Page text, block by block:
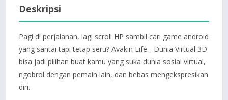
Deskripsi
Pagi di perjalanan, lagi scroll HP sambil cari game android
yang santai tapi tetap seru? Avakin Life - Dunia Virtual 3D
bisa jadi pilihan buat kamu yang suka dunia sosial virtual,
ngobrol dengan pemain lain, dan bebas mengekspresikan
diri.